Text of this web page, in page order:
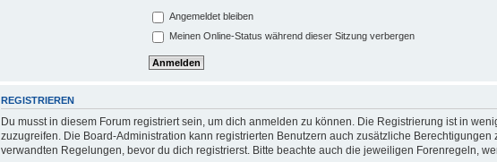
Angemeldet bleiben
Meinen Online-Status während dieser Sitzung verbergen
REGISTRIEREN
Du musst in diesem Forum registriert sein, um dich anmelden zu können. Die Registrierung ist in
zuzugreifen. Die Board-Administration kann registrierten Benutzern auch zusätzliche
verwandten Regelungen, bevor du dich registrierst. Bitte beachte auch die jeweiligen Forenregeln,